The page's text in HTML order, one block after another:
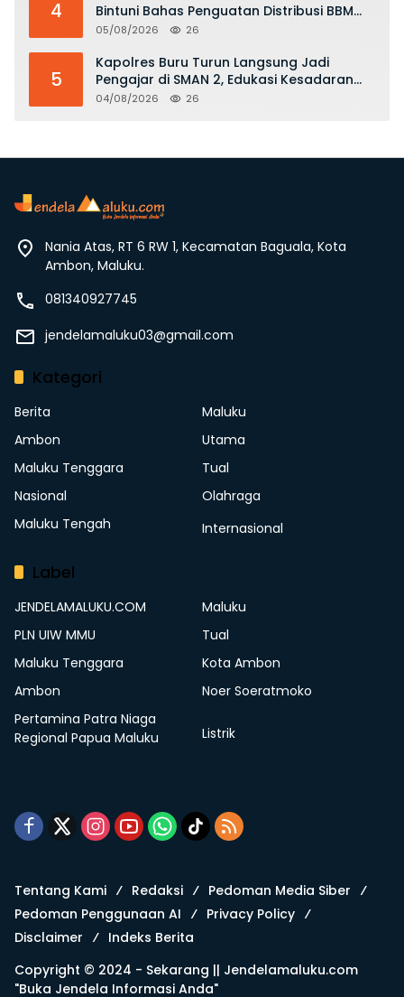
4
Bintuni Bahas Penguatan Distribusi BBM
dan LPG
05/08/2026 26
5
Kapolres Buru Turun Langsung Jadi
Pengajar di SMAN 2, Edukasi Kesadaran
Hukum dan Stop Kekerasan
04/08/2026 26
Nania Atas, RT 6 RW 1, Kecamatan Baguala, Kota
Ambon, Maluku.
081340927745
jendelamaluku03@gmail.com
Kategori
Berita
Maluku
Ambon
Utama
Maluku Tenggara
Tual
Nasional
Olahraga
Maluku Tengah
Internasional
Label
JENDELAMALUKU.COM
Maluku
PLN UIW MMU
Tual
Maluku Tenggara
Kota Ambon
Ambon
Noer Soeratmoko
Pertamina Patra Niaga
Regional Papua Maluku
Listrik
Tentang Kami Redaksi
Pedoman Media Siber
Pedoman Penggunaan AI
Privacy Policy
Disclaimer
Indeks Berita
Copyright © 2024 - Sekarang || Jendelamaluku.com
"Buka Jendela Informasi Anda"